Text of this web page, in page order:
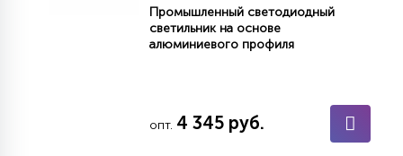
Промышленный светодиодный
светильник на основе
алюминиевого профиля
опт. 4 345 руб.